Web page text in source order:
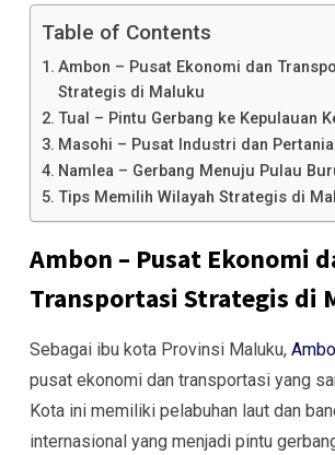
Table of Contents
Ambon – Pusat Ekonomi dan
Strategis di Maluku
Tual – Pintu Gerbang ke Kepulauan
Masohi – Pusat Industri dan
Namlea – Gerbang Menuju Pulau
Tips Memilih Wilayah Strategis di
Ambon – Pusat Ekonomi
Transportasi Strategis di
Sebagai ibu kota Provinsi Maluku,
pusat ekonomi dan transportasi yang
Kota ini memiliki pelabuhan laut dan
internasional yang menjadi pintu